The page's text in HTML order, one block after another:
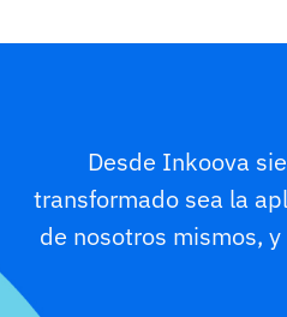
Desde Inkoova
transformado sea la
de nosotros mismos,